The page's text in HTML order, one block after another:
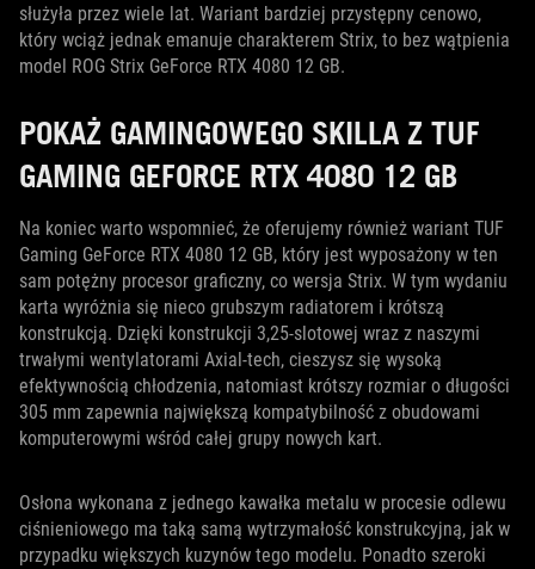
służyła przez wiele lat. Wariant bardziej przystępny cenowo,
który wciąż jednak emanuje charakterem Strix, to bez wątpienia
model ROG Strix GeForce RTX 4080 12 GB.
POKAŻ GAMINGOWEGO SKILLA Z TUF
GAMING GEFORCE RTX 4080 12 GB
Na koniec warto wspomnieć, że oferujemy również wariant TUF
Gaming GeForce RTX 4080 12 GB, który jest wyposażony w ten
sam potężny procesor graficzny, co wersja Strix. W tym wydaniu
karta wyróżnia się nieco grubszym radiatorem i krótszą
konstrukcją. Dzięki konstrukcji 3,25-slotowej wraz z naszymi
trwałymi wentylatorami Axial-tech, cieszysz się wysoką
efektywnością chłodzenia, natomiast krótszy rozmiar o długości
305 mm zapewnia największą kompatybilność z obudowami
komputerowymi wśród całej grupy nowych kart.
Osłona wykonana z jednego kawałka metalu w procesie odlewu
ciśnieniowego ma taką samą wytrzymałość konstrukcyjną, jak w
przypadku większych kuzynów tego modelu. Ponadto szeroki